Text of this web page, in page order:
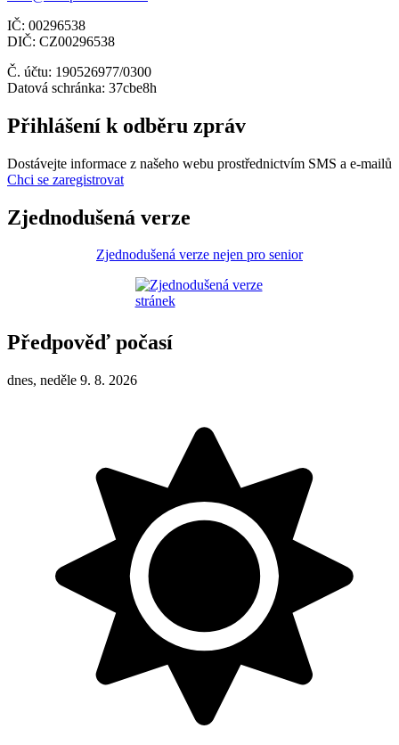
IČ: 00296538
DIČ: CZ00296538
Č. účtu: 190526977/0300
Datová schránka: 37cbe8h
Přihlášení k odběru zpráv
Dostávejte informace z našeho webu prostřednictvím SMS a e-mailů
Chci se zaregistrovat
Zjednodušená verze
Zjednodušená verze nejen pro senior
Předpověď počasí
dnes, neděle 9. 8. 2026